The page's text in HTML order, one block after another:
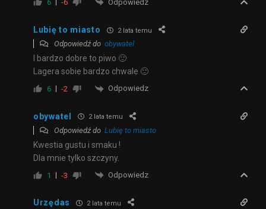
6 -6 Odpowiedz
Lubię to miasto 2 lata temu
Odpowiedź do obywatel
I bardzo dobre to piwo 🙂
Lagera sobie bardzo chwale 🙂
6 -2 Odpowiedz
obywatel 2 lata temu
Odpowiedź do Lubię to miasto
Kwestia gustu i smaku !
Dla mnie tylko szczyny.
1 -3 Odpowiedz
Urzędas 2 lata temu